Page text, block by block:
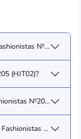
№205
(HJT02)?
№205 (HJT02)?
№205